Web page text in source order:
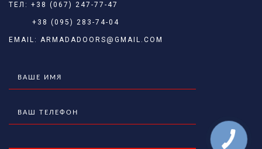
ТЕЛ: +38 (067) 247-77-47
+38 (095) 283-74-04
EMAIL: ARMADADOORS@GMAIL.COM
КНОПКА
ЗВ'ЯЗКУ